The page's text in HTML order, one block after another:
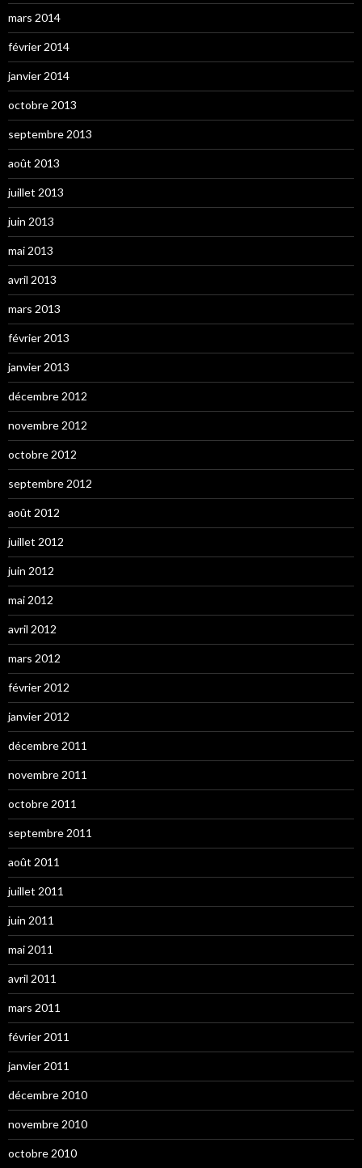
mars 2014
février 2014
janvier 2014
octobre 2013
septembre 2013
août 2013
juillet 2013
juin 2013
mai 2013
avril 2013
mars 2013
février 2013
janvier 2013
décembre 2012
novembre 2012
octobre 2012
septembre 2012
août 2012
juillet 2012
juin 2012
mai 2012
avril 2012
mars 2012
février 2012
janvier 2012
décembre 2011
novembre 2011
octobre 2011
septembre 2011
août 2011
juillet 2011
juin 2011
mai 2011
avril 2011
mars 2011
février 2011
janvier 2011
décembre 2010
novembre 2010
octobre 2010